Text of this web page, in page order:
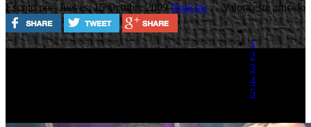
Escrito porJueves, 15 Octubre 2009Noticias Valora este artículo
1
2
3
4
5
Dos nuevas formaciones musicales se suman a la